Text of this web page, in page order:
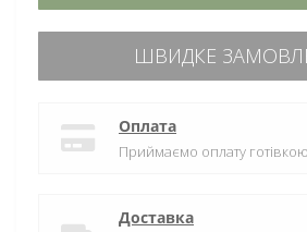
ШВИДКЕ
Оплата
Приймаємо оплату
Доставка